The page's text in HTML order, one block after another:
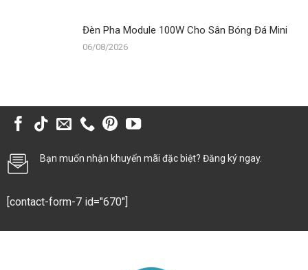
Đèn Pha Module 100W Cho Sân Bóng Đá Mini
06/08/2026
Bạn muốn nhận khuyến mãi đặc biệt? Đăng ký ngay.
[contact-form-7 id="670"]